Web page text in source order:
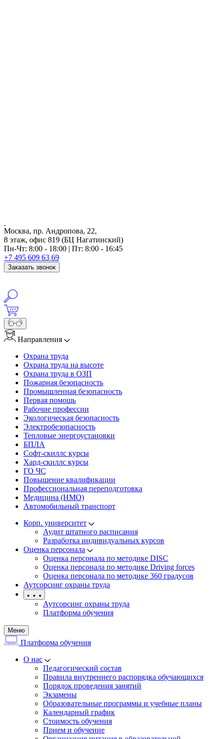
Москва, пр. Андропова, 22,
8 этаж, офис 819 (БЦ Нагатинский)
Пн-Чт: 8:00 - 18:00 | Пт: 8:00 - 16:45
+7 495 609 63 69
Заказать звонок
Направления
Охрана труда
Охрана труда на высоте
Охрана труда в ОЗП
Пожарная безопасность
Промышленная безопасность
Первая помощь
Рабочие профессии
Экологическая безопасность
Электробезопасность
Тепловые энергоустановки
БПЛА
Софт-скиллс курсы
Хард-скиллс курсы
ГО ЧС
Повышение квалификации
Профессиональная переподготовка
Медицина (НМО)
Автомобильный транспорт
Корп. университет
Аудит штатного расписания
Разработка индивидуальных курсов
Оценка персонала
Оценка персонала по методике DISC
Оценка персонала по методике Driving forces
Оценка персонала по методике 360 градусов
Аутсорсинг охраны труда
Аутсорсинг охраны труда
Платформа обучения
Меню
Платформа обучения
О нас
Педагогический состав
Правила внутреннего распорядка обучающихся
Порядок проведения занятий
Экзамены
Образовательные программы и учебные планы
Календарный график
Стоимость обучения
Прием и обучение